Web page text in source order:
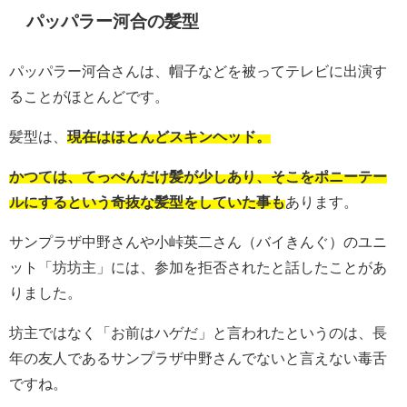
パッパラー河合の髪型
パッパラー河合さんは、帽子などを被ってテレビに出演す
ることがほとんどです。
髪型は、 現在はほとんどスキンヘッド。
かつては、てっぺんだけ髪が少しあり、そこをポニーテー
ルにするという奇抜な髪型をしていた事もあります。
サンプラザ中野さんや小峠英二さん（バイきんぐ）のユニ
ット「坊坊主」には、参加を拒否されたと話したことがあ
りました。
坊主ではなく「お前はハゲだ」と言われたというのは、長
年の友人であるサンプラザ中野さんでないと言えない毒舌
ですね。